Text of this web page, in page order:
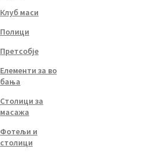
Клуб маси
Полици
Претсобје
Елементи за во
бања
Столици за
масажа
Фотељи и
столици